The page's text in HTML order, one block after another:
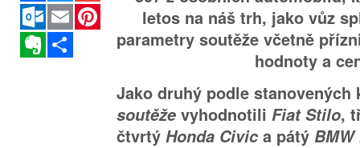
Outlook.com
Email
Evernote
letos na náš trh, jako vůz
parametry soutěže včetně
hodnoty a
Jako druhý podle
soutěže vyhodnotili Fiat Stilo,
čtvrtý Honda Civic a pátý